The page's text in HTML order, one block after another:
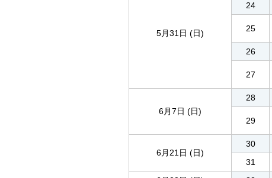
5月31日 (日)
24
25
26
27
6月7日 (日)
28
29
6月21日 (日)
30
31